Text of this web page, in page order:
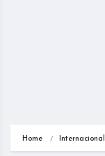
Home Internacional